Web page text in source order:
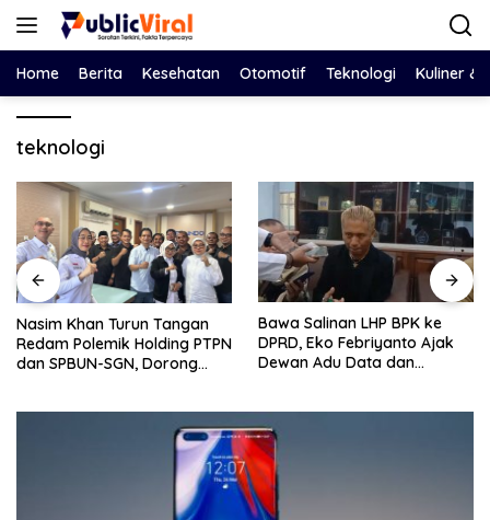
Langsung
Home Berita Kesehatan Otomotif Teknologi Kuliner &
teknologi
Nasim Khan Turun Tangan
Redam Polemik Holding PTPN
dan SPBUN-SGN, Dorong
Bawa Salinan LHP BPK ke
DPRD, Eko Febriyanto Ajak
Dewan Adu Data dan